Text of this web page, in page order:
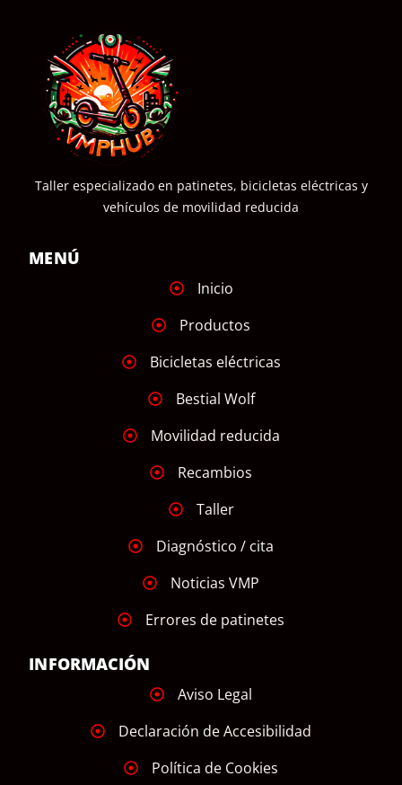
Taller especializado en patinetes, bicicletas eléctricas y
vehículos de movilidad reducida
MENÚ
Inicio
Productos
Bicicletas eléctricas
Bestial Wolf
Movilidad reducida
Recambios
Taller
Diagnóstico / cita
Noticias VMP
Errores de patinetes
INFORMACIÓN
Aviso Legal
Declaración de Accesibilidad
Política de Cookies